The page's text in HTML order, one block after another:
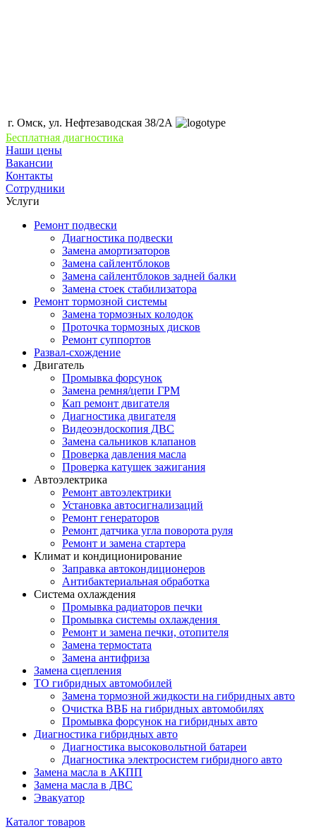
г. Омск, ул. Нефтезаводская 38/2А
Бесплатная диагностика
Наши цены
Вакансии
Контакты
Сотрудники
Услуги
Ремонт подвески
Диагностика подвески
Замена амортизаторов
Замена сайлентблоков
Замена сайлентблоков задней балки
Замена стоек стабилизатора
Ремонт тормозной системы
Замена тормозных колодок
Проточка тормозных дисков
Ремонт суппортов
Развал-схождение
Двигатель
Промывка форсунок
Замена ремня/цепи ГРМ
Кап ремонт двигателя
Диагностика двигателя
Видеоэндоскопия ДВС
Замена сальников клапанов
Проверка давления масла
Проверка катушек зажигания
Автоэлектрика
Ремонт автоэлектрики
Установка автосигнализаций
Ремонт генераторов
Ремонт датчика угла поворота руля
Ремонт и замена стартера
Климат и кондиционирование
Заправка автокондиционеров
Антибактериальная обработка
Система охлаждения
Промывка радиаторов печки
Промывка системы охлаждения
Ремонт и замена печки, отопителя
Замена термостата
Замена антифриза
Замена сцепления
ТО гибридных автомобилей
Замена тормозной жидкости на гибридных авто
Очистка ВВБ на гибридных автомобилях
Промывка форсунок на гибридных авто
Диагностика гибридных авто
Диагностика высоковольтной батареи
Диагностика электросистем гибридного авто
Замена масла в АКПП
Замена масла в ДВС
Эвакуатор
Каталог товаров